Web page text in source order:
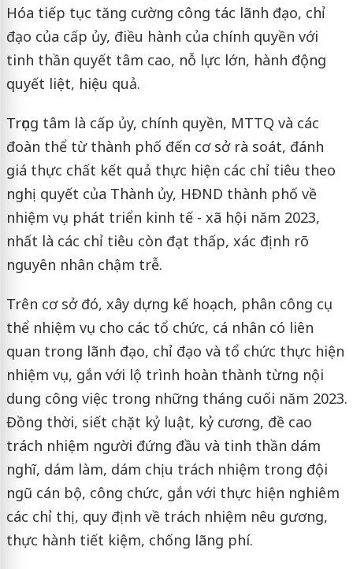
Hóa tiếp tục tăng cường công tác lãnh đạo, chỉ
đạo của cấp ủy, điều hành của chính quyền với
tinh thần quyết tâm cao, nỗ lực lớn, hành động
quyết liệt, hiệu quả.
Trọng tâm là cấp ủy, chính quyền, MTTQ và các
đoàn thể từ thành phố đến cơ sở rà soát, đánh
giá thực chất kết quả thực hiện các chỉ tiêu theo
nghị quyết của Thành ủy, HĐND thành phố về
nhiệm vụ phát triển kinh tế - xã hội năm 2023,
nhất là các chỉ tiêu còn đạt thấp, xác định rõ
nguyên nhân chậm trễ.
Trên cơ sở đó, xây dựng kế hoạch, phân công cụ
thể nhiệm vụ cho các tổ chức, cá nhân có liên
quan trong lãnh đạo, chỉ đạo và tổ chức thực hiện
nhiệm vụ, gắn với lộ trình hoàn thành từng nội
dung công việc trong những tháng cuối năm 2023.
Đồng thời, siết chặt kỷ luật, kỷ cương, đề cao
trách nhiệm người đứng đầu và tinh thần dám
nghĩ, dám làm, dám chịu trách nhiệm trong đội
ngũ cán bộ, công chức, gắn với thực hiện nghiêm
các chỉ thị, quy định về trách nhiệm nêu gương,
thực hành tiết kiệm, chống lãng phí.